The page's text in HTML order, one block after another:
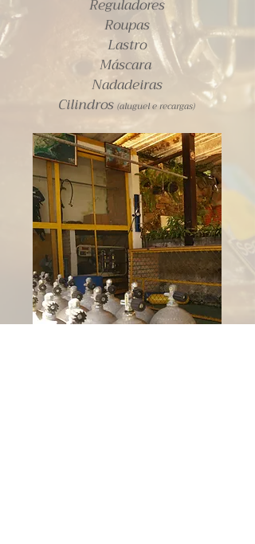
Reguladores
Roupas
Lastro
Máscara
Nadadeiras
Cilindros (aluguel e recargas)